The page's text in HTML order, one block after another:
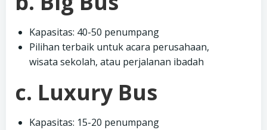
Kapasitas: 40-50 penumpang
Pilihan terbaik untuk acara perusahaan,
wisata sekolah, atau perjalanan ibadah
c. Luxury Bus
Kapasitas: 15-20 penumpang